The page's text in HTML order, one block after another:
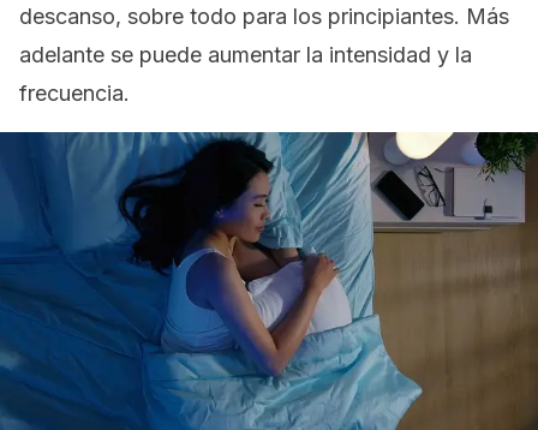
descanso, sobre todo para los principiantes. Más
adelante se puede aumentar la intensidad y la
frecuencia.